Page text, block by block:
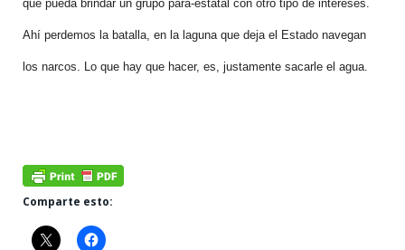
que pueda brindar un grupo para-estatal con otro tipo de intereses.
Ahí perdemos la batalla, en la laguna que deja el Estado navegan
los narcos. Lo que hay que hacer, es, justamente sacarle el agua.
Comparte esto: